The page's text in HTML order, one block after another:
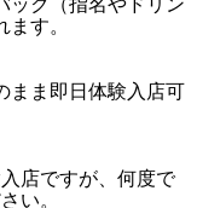
ック（指名やドリン
す。
まま即日体験入店可
店ですが、何度で
い。